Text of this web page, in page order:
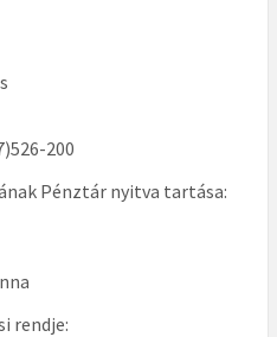
200
Pénztár nyitva tartása:
rendje: